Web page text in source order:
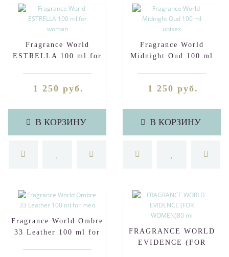
Fragrance World
ESTRELLA 100 ml for
1 250 руб.
В КОРЗИНУ
Fragrance World
Midnight Oud 100 ml
1 250 руб.
В КОРЗИНУ
Fragrance World Ombre
33 Leather 100 ml for
FRAGRANCE WORLD
EVIDENCE (FOR